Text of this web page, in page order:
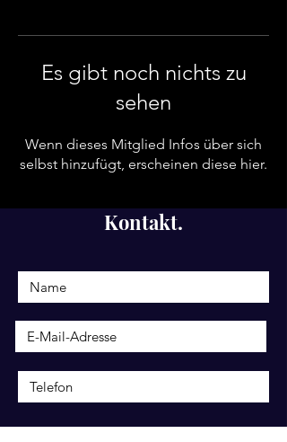
Es gibt noch nichts zu
sehen
Wenn dieses Mitglied Infos über sich
selbst hinzufügt, erscheinen diese hier.
Kontakt.